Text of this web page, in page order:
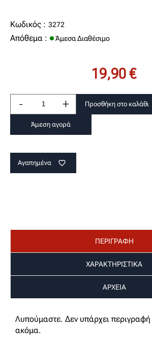
Κωδικός : 3272
Απόθεμα : Άμεσα Διαθέσιμο
19,90 €
- + Προσθήκη στο καλάθι
Άμεση αγορά
Αγαπημένα favorite_border
ΠΕΡΙΓΡΑΦΗ
ΧΑΡΑΚΤΗΡΙΣΤΙΚΑ
ΑΡΧΕΙΑ
Λυπούμαστε. Δεν υπάρχει περιγραφή
ακόμα.